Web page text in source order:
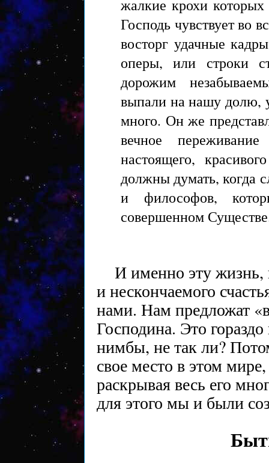
жалкие крохи
Господь чувствует во
восторг удачные
оперы, или строки
дорожим
выпали на нашу долю,
много. Он же
вечное
настоящего,
должны думать, когда
и философов,
совершенном
И именно эту жизнь,
и нескончаемого
нами. Нам предложат
Господина. Это
нимбы, не так ли?
свое место в этом
раскрывая весь его
для этого мы и были